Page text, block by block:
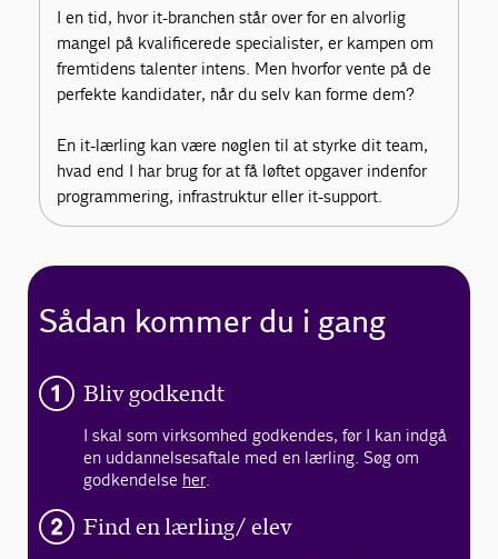
I en tid, hvor it-branchen står over for en alvorlig
mangel på kvalificerede specialister, er kampen om
fremtidens talenter intens. Men hvorfor vente på de
perfekte kandidater, når du selv kan forme dem?
En it-lærling kan være nøglen til at styrke dit team,
hvad end I har brug for at få løftet opgaver indenfor
programmering, infrastruktur eller it-support.
Sådan kommer du i gang
Bliv godkendt
I skal som virksomhed godkendes, før I kan indgå
en uddannelsesaftale med en lærling. Søg om
godkendelse her.
Find en lærling/ elev